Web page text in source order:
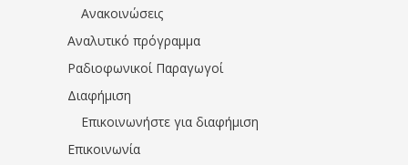
Ανακοινώσεις
Αναλυτικό πρόγραμμα
Ραδιοφωνικοί Παραγωγοί
Διαφήμιση
Επικοινωνήστε για διαφήμιση
Επικοινωνία